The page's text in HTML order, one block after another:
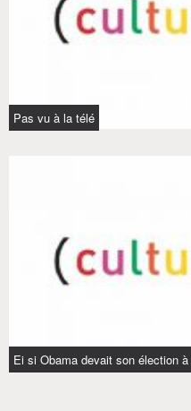
Pas vu à la télé
Ei si Obama devait son élection